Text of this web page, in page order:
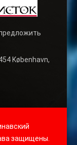
København,
защищены.